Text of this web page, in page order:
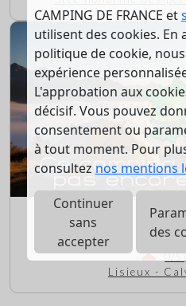
CAMPING DE FRANCE et
utilisent des cookies. En
politique de cookie,
expérience
L'approbation aux
décisif. Vous pouvez
consentement ou
à tout moment. Pour
consultez nos mentions
Continuer
sans
accepter
des
De la
0/5
Lisieux -